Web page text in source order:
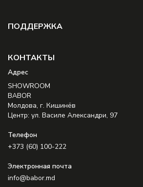
ПОДДЕРЖКА
КОНТАКТЫ
Aдрес
SHOWROOM
BABOR
Молдова, г. Кишинёв
Центр: ул. Василе Александри, 97
Телефон
+373 (60) 100-222
Электронная почта
info@babor.md